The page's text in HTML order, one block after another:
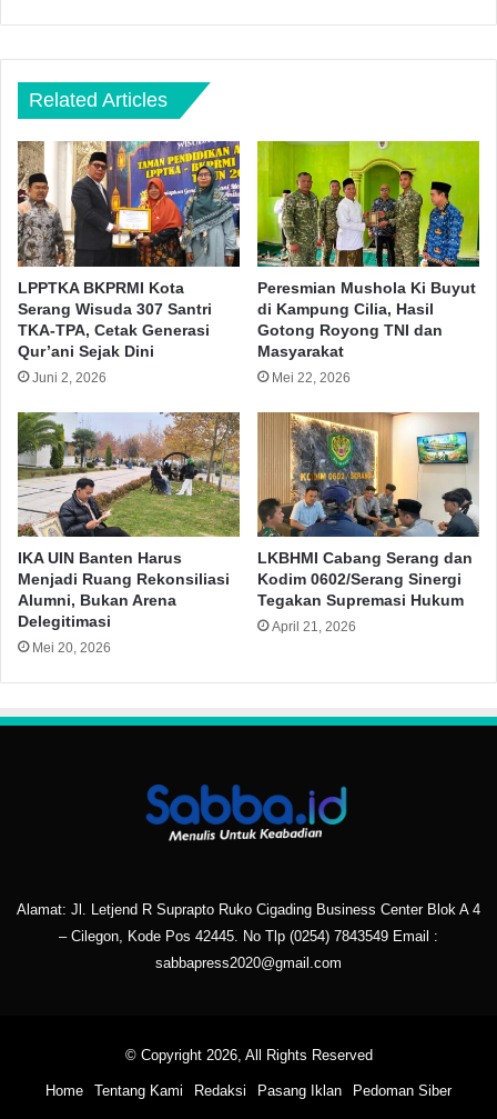
Related Articles
LPPTKA BKPRMI Kota
Serang Wisuda 307 Santri
TKA-TPA, Cetak Generasi
Qur’ani Sejak Dini
Juni 2, 2026
Peresmian Mushola Ki Buyut
di Kampung Cilia, Hasil
Gotong Royong TNI dan
Masyarakat
Mei 22, 2026
IKA UIN Banten Harus
Menjadi Ruang Rekonsiliasi
Alumni, Bukan Arena
Delegitimasi
Mei 20, 2026
LKBHMI Cabang Serang dan
Kodim 0602/Serang Sinergi
Tegakan Supremasi Hukum
April 21, 2026
Alamat: Jl. Letjend R Suprapto Ruko Cigading Business Center Blok A 4
– Cilegon, Kode Pos 42445. No Tlp (0254) 7843549 Email :
sabbapress2020@gmail.com
© Copyright 2026, All Rights Reserved
Home Tentang Kami Redaksi Pasang Iklan Pedoman Siber